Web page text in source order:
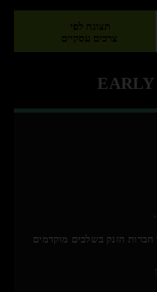
תצוגה לפי
צרכים עסקיים
EARLY
הזנק בשלבים מוקדמים